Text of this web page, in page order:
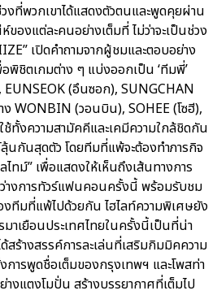
ที่พวกเขาได้แสดงตัวตนและพูดคุยผ่าน
ของแต่ละคนอย่างเต็มที่ ไม่ว่าจะเป็นช่วง
เปิดคำถามจากผู้ชมและตอบอย่าง
พิชิตเกมต่าง ๆ แบ่งออกเป็น ‘ทีมพี่’
EUNSEOK (อึนซอก), SUNGCHAN
ง WONBIN (วอนบิน), SOHEE (โซฮี),
ทั้งความสามัคคีและเคมีความใกล้ชิดกัน
นกันสุดตัว โดยทีมที่แพ้จะต้องทำภารกิจ
ไทม์” เพื่อแสดงให้เห็นถึงเส้นทางการ
ว่างการทัวร์แฟนคอนครั้งนี้ พร้อมรับชม
ทีมที่แพ้ไปด้วยกัน ไฮไลท์ความพิเศษยัง
มาเยือนประเทศไทยในครั้งนี้เป็นที่น่า
ด้สร้างสรรค์การละเล่นที่เสริมกิมมิคความ
การพูดชื่อเต็มของกรุงเทพฯ และโพสท่า
งแตงโมปั่น สร้างบรรยากาศที่เต็มไป